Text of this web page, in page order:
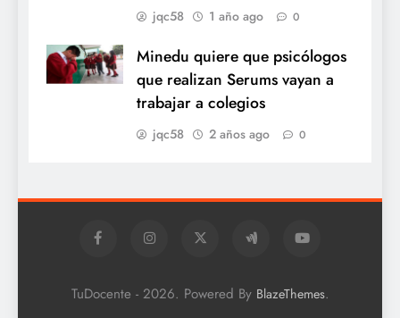
jqc58 1 año ago 0
Minedu quiere que psicólogos
que realizan Serums vayan a
trabajar a colegios
jqc58 2 años ago 0
TuDocente - 2026. Powered By BlazeThemes.